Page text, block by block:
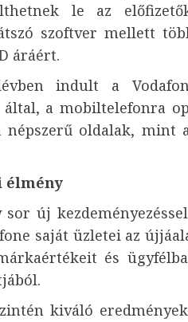
le az
szoftver mellett
áráért.
indult a
a mobiltelefonra
oldalak, mint
élmény
sor új
saját üzletei az
és
kiváló